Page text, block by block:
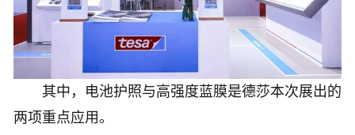
其中，电池护照与高强度蓝膜是德莎本次展出的
两项重点应用。